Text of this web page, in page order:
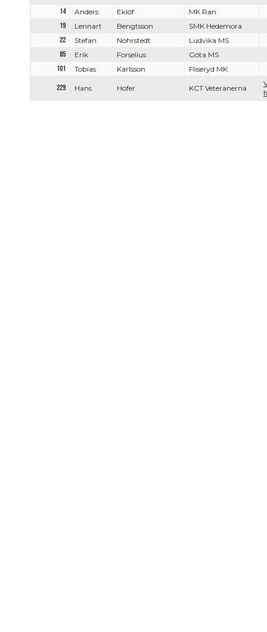
14
Anders Eklöf
MK Ran
19
Lennart Bengtsson
SMK Hedemora
22
Stefan Nohrstedt
Ludvika MS
85
Erik Forselius
Göta MS
101
Tobias Karlsson Fliseryd MK
229 Hans Hofer KCT Veteranerna